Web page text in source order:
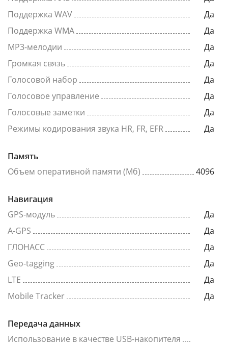
Поддержка WAV
Да
Поддержка WMA
Да
MP3-мелодии
Да
Громкая связь
Да
Голосовой набор
Да
Голосовое управление
Да
Голосовые заметки
Да
Режимы кодирования звука HR, FR, EFR
Да
Память
Объем оперативной памяти (Мб)
4096
Навигация
GPS-модуль
Да
A-GPS
Да
ГЛОНАСС
Да
Geo-tagging
Да
LTE
Да
Mobile Tracker
Да
Передача данных
Использование в качестве USB-накопителя